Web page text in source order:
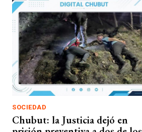
SOCIEDAD
Chubut: la Justicia dejó en